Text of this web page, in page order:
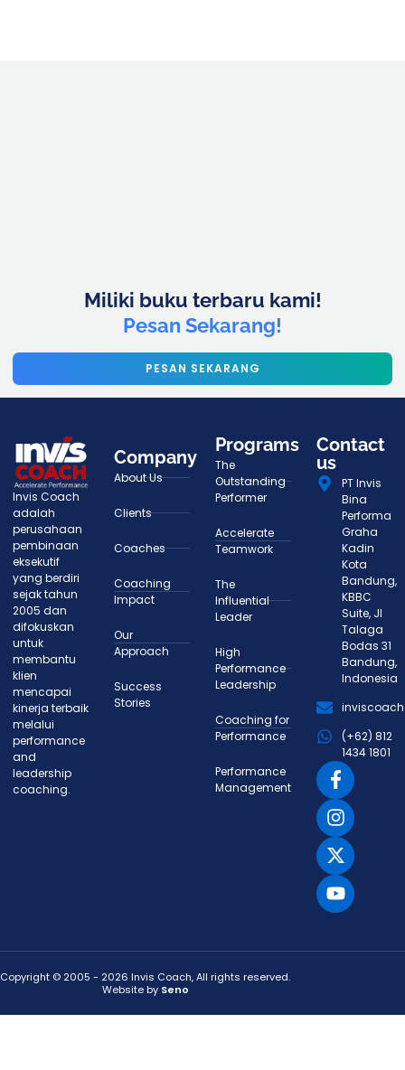
Miliki buku terbaru kami!
Pesan Sekarang!
PESAN SEKARANG
Invis Coach
adalah
perusahaan
pembinaan
eksekutif
yang berdiri
sejak tahun
2005 dan
difokuskan
untuk
membantu
klien
mencapai
kinerja terbaik
melalui
performance
and
leadership
coaching.
Company
About Us
Clients
Coaches
Coaching
Impact
Our
Approach
Success
Stories
Programs
The
Outstanding
Performer
Accelerate
Teamwork
The
Influential
Leader
High
Performance
Leadership
Coaching for
Performance
Performance
Management
Contact
us
PT Invis
Bina
Performa
Graha
Kadin
Kota
Bandung,
KBBC
Suite, Jl
Talaga
Bodas 31
Bandung,
Indonesia
(+62) 812
1434 1801
Copyright © 2005 - 2026 Invis Coach, All rights reserved.
Website by Seno